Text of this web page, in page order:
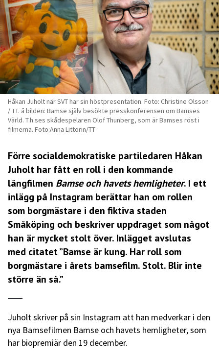
Håkan Juholt när SVT har sin höstpresentation. Foto: Christine Olsson
/ TT. å bilden: Bamse själv besökte presskonferensen om Bamses
Värld. T.h ses skådespelaren Olof Thunberg, som är Bamses röst i
filmerna. Foto:Anna Littorin/TT
Förre socialdemokratiske partiledaren Håkan
Juholt har fått en roll i den kommande
långfilmen Bamse och havets hemligheter. I ett
inlägg på Instagram berättar han om rollen
som borgmästare i den fiktiva staden
Småköping och beskriver uppdraget som något
han är mycket stolt över. Inlägget avslutas
med citatet ”Bamse är kung. Har roll som
borgmästare i årets bamsefilm. Stolt. Blir inte
större än så.”
Juholt skriver på sin Instagram att han medverkar i den
nya Bamsefilmen Bamse och havets hemligheter, som
har biopremiär den 19 december.